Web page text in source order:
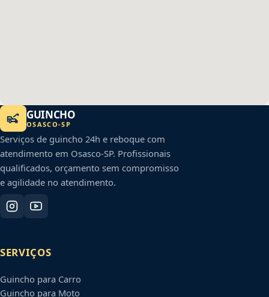
GUINCHO
OSASCO-SP
Serviços de guincho 24h e reboque com
atendimento em Osasco-SP. Profissionais
qualificados, orçamento sem compromisso
e agilidade no atendimento.
SERVIÇOS
Guincho para Carro
Guincho para Moto